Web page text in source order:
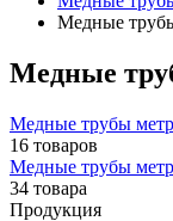
Медные
Медные
Медные трубы
16 товаров
Медные трубы
34 товара
Продукция